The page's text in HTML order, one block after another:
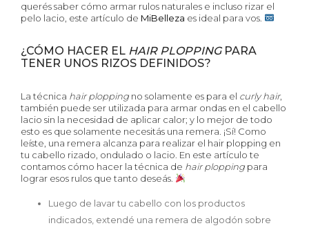
querés saber cómo armar rulos naturales e incluso rizar el
pelo lacio, este artículo de MiBelleza es ideal para vos.
¿CÓMO HACER EL HAIR PLOPPINGPARA
TENER UNOS RIZOS DEFINIDOS?
La técnica hair plopping no solamente es para el curly hair,
también puede ser utilizada para armar ondas en el cabello
lacio sin la necesidad de aplicar calor; y lo mejor de todo
esto es que solamente necesitás una remera. ¡Sí! Como
leíste, una remera alcanza para realizar el hair plopping en
tu cabello rizado, ondulado o lacio. En este artículo te
contamos cómo hacer la técnica de hair plopping para
lograr esos rulos que tanto deseás.
Luego de lavar tu cabello con los productos
indicados, extendé una remera de algodón sobre